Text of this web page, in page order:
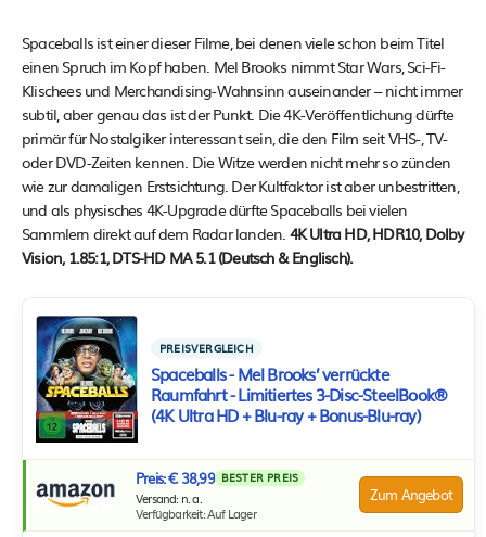
Spaceballs ist einer dieser Filme, bei denen viele schon beim Titel
einen Spruch im Kopf haben. Mel Brooks nimmt Star Wars, Sci-Fi-
Klischees und Merchandising-Wahnsinn auseinander – nicht immer
subtil, aber genau das ist der Punkt. Die 4K-Veröffentlichung dürfte
primär für Nostalgiker interessant sein, die den Film seit VHS-, TV-
oder DVD-Zeiten kennen. Die Witze werden nicht mehr so zünden
wie zur damaligen Erstsichtung. Der Kultfaktor ist aber unbestritten,
und als physisches 4K-Upgrade dürfte Spaceballs bei vielen
Sammlern direkt auf dem Radar landen. 4K Ultra HD, HDR10, Dolby
Vision, 1.85:1, DTS-HD MA 5.1 (Deutsch & Englisch).
PREISVERGLEICH
Spaceballs - Mel Brooks’ verrückte
Raumfahrt - Limitiertes 3-Disc-SteelBook®
(4K Ultra HD + Blu-ray + Bonus-Blu-ray)
Preis: € 38,99 BESTER PREIS
Versand: n. a.
Verfügbarkeit: Auf Lager
Zum Angebot